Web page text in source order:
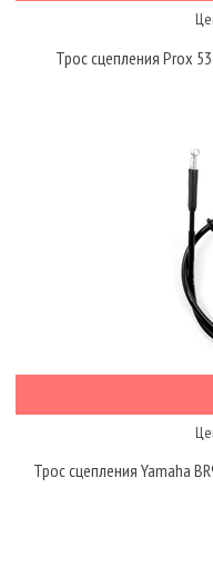
Трос сцепления Prox
Трос сцепления Yamaha